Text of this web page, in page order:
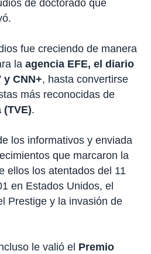
de doctorado que
fue creciendo de manera
la agencia EFE, el diario
CNN+, hasta convertirse
más reconocidas de
.
los informativos y enviada
que marcaron la
ellos los atentados del 11
en Estados Unidos, el
Prestige y la invasión de
le valió el Premio